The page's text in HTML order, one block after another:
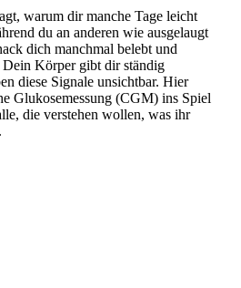
warum dir manche Tage leicht
du an anderen wie ausgelaugt
dich manchmal belebt und
Dein Körper gibt dir ständig
diese Signale unsichtbar. Hier
Glukosemessung (CGM) ins Spiel
die verstehen wollen, was ihr